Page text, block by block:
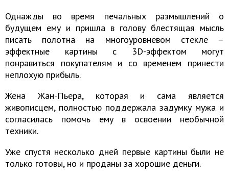
Однажды во время печальных размышлений о
будущем ему и пришла в голову блестящая мысль
писать полотна на многоуровневом стекле –
эффектные картины с 3D-эффектом могут
понравиться покупателям и со временем принести
неплохую прибыль.
Жена Жан-Пьера, которая и сама является
живописцем, полностью поддержала задумку мужа и
согласилась помочь ему в освоении необычной
техники.
Уже спустя несколько дней первые картины были не
только готовы, но и проданы за хорошие деньги.